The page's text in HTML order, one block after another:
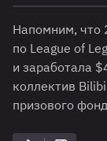
Напомним, что
по League of
и заработала
коллектив
призового